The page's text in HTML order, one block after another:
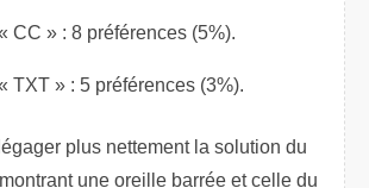
CC » : 8 préférences (5%).
TXT » : 5 préférences (3%).
plus nettement la solution du
une oreille barrée et celle du